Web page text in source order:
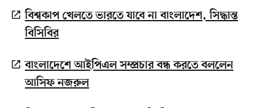
বিশ্বকাপ খেলতে ভারতে যাবে না বাংলাদেশ, সিদ্ধান্ত
বিসিবির
বাংলাদেশে আইপিএল সম্প্রচার বন্ধ করতে বললেন
আসিফ নজরুল